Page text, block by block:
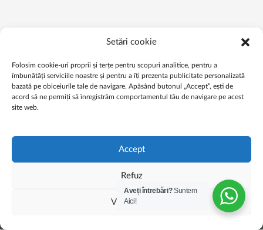
Setări cookie
Folosim cookie-uri proprii și terțe pentru scopuri analitice, pentru a
îmbunătăți serviciile noastre și pentru a îți prezenta publicitate personalizată
bazată pe obiceiurile tale de navigare. Apăsând butonul „Accept”, ești de
acord să ne permiți să înregistrăm comportamentul tău de navigare pe acest
site web.
Accept
Refuz
Vizualizare
ALEX Mobilier MACS SRL, 400698 Octavian Goga nr. 32 Cluj-Napoca.
info@alexmobilier.ro Mobil: +40 724 054766
Catalog » Referințe » Contact
Aveți întrebări?Suntem
Aici!